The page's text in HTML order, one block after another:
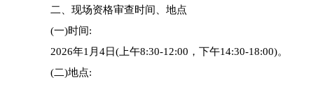
二、现场资格审查时间、地点
(一)时间:
2026年1月4日(上午8:30-12:00，下午14:30-18:00)。
(二)地点: